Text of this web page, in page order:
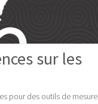
sur les
pour des outils de mesure